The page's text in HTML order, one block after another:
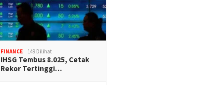
FINANCE 149 Dilihat
IHSG Tembus 8.025, Cetak
Rekor Tertinggi…